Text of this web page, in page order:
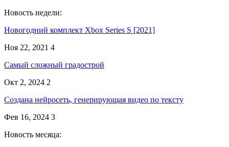
Новость недели:
Новогодний комплект Xbox Series S [2021]
Ноя 22, 2021 4
Самый сложный градострой
Окт 2, 2024 2
Создана нейросеть, генерирующая видео по тексту
Фев 16, 2024 3
Новость месяца: